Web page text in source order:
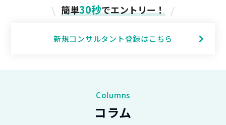
簡単30秒でエントリー！
新規コンサルタント登録はこちら
Columns
コラム